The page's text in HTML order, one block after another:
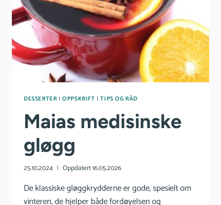
DESSERTER |OPPSKRIFT |TIPS OG RÅD
Maias medisinske
gløgg
25.10.2024 Oppdatert16.05.2026
De klassiske gløggkrydderne er gode, spesielt om
vinteren, de hjelper både fordøyelsen og